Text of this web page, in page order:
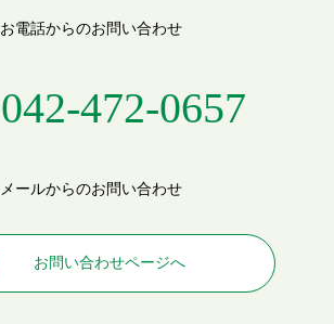
お電話からのお問い合わせ
042-472-0657
メールからのお問い合わせ
お問い合わせページへ